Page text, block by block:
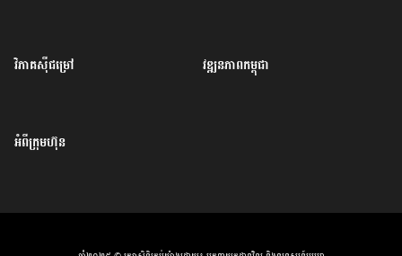
វិភាគសុីជម្រៅ វឌ្ឍនភាពកម្ពុជា
អំពីក្រុមហ៊ុន